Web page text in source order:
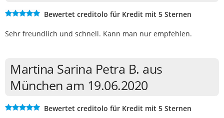
Bewertet creditolo für Kredit mit 5 Sternen
Sehr freundlich und schnell. Kann man nur empfehlen.
Martina Sarina Petra B. aus
München am 19.06.2020
Bewertet creditolo für Kredit mit 5 Sternen